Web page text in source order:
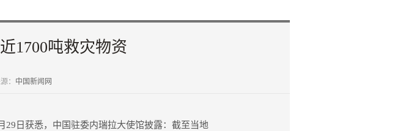
1700吨救灾物资
： 中国新闻网
日获悉，中国驻委内瑞拉大使馆披露：截至当地